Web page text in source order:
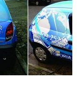
a
a impressão não
e figuras
a leitura e a